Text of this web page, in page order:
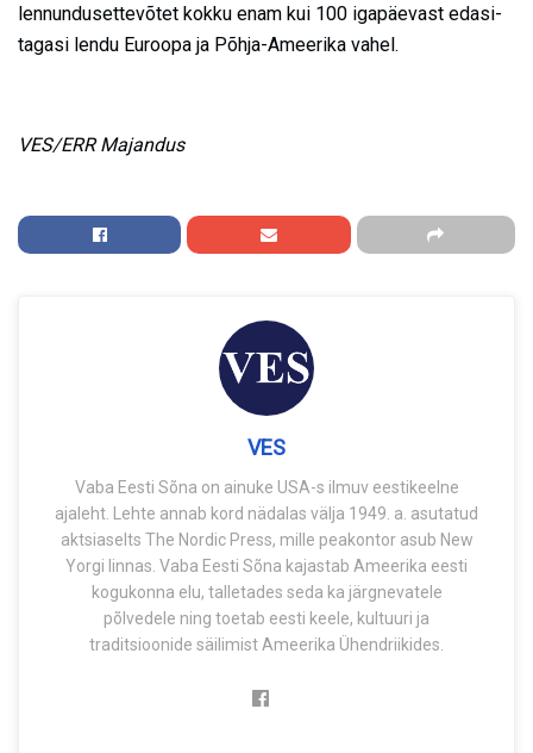
lennundusettevõtet kokku enam kui 100 igapäevast edasi-
tagasi lendu Euroopa ja Põhja-Ameerika vahel.
VES/ERR Majandus
VES
Vaba Eesti Sõna on ainuke USA-s ilmuv eestikeelne
ajaleht. Lehte annab kord nädalas välja 1949. a. asutatud
aktsiaselts The Nordic Press, mille peakontor asub New
Yorgi linnas. Vaba Eesti Sõna kajastab Ameerika eesti
kogukonna elu, talletades seda ka järgnevatele
põlvedele ning toetab eesti keele, kultuuri ja
traditsioonide säilimist Ameerika Ühendriikides.